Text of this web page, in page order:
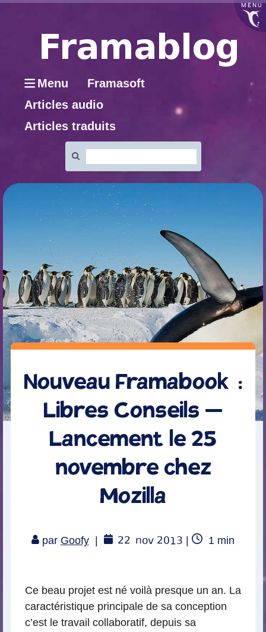
MENU
Menu
Framasoft
Articles audio
Articles traduits
:
Nouveau Framabook :
Libres Conseils –
Lancement le 25
novembre chez
Mozilla
par Goofy 22 nov 2013 |
Temps
1 min
Ce beau projet est né voilà presque un an. La
caractéristique principale de sa conception
c’est le travail collaboratif, depuis sa